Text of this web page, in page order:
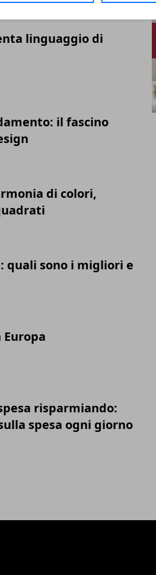
linguaggio di
il fascino
di colori,
quali sono i migliori e
risparmiando:
spesa ogni giorno